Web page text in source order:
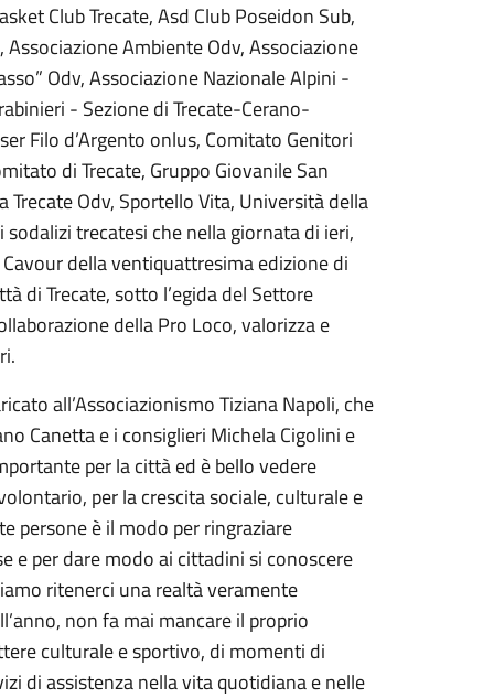
Club Trecate, Asd Club Poseidon Sub,
Associazione Ambiente Odv, Associazione
Odv, Associazione Nazionale Alpini -
- Sezione di Trecate-Cerano-
Filo d’Argento onlus, Comitato Genitori
di Trecate, Gruppo Giovanile San
Trecate Odv, Sportello Vita, Università della
sodalizi trecatesi che nella giornata di ieri,
della ventiquattresima edizione di
di Trecate, sotto l’egida del Settore
della Pro Loco, valorizza e
all’Associazionismo Tiziana Napoli, che
Canetta e i consiglieri Michela Cigolini e
per la città ed è bello vedere
per la crescita sociale, culturale e
persone è il modo per ringraziare
e per dare modo ai cittadini si conoscere
ritenerci una realtà veramente
non fa mai mancare il proprio
culturale e sportivo, di momenti di
di assistenza nella vita quotidiana e nelle